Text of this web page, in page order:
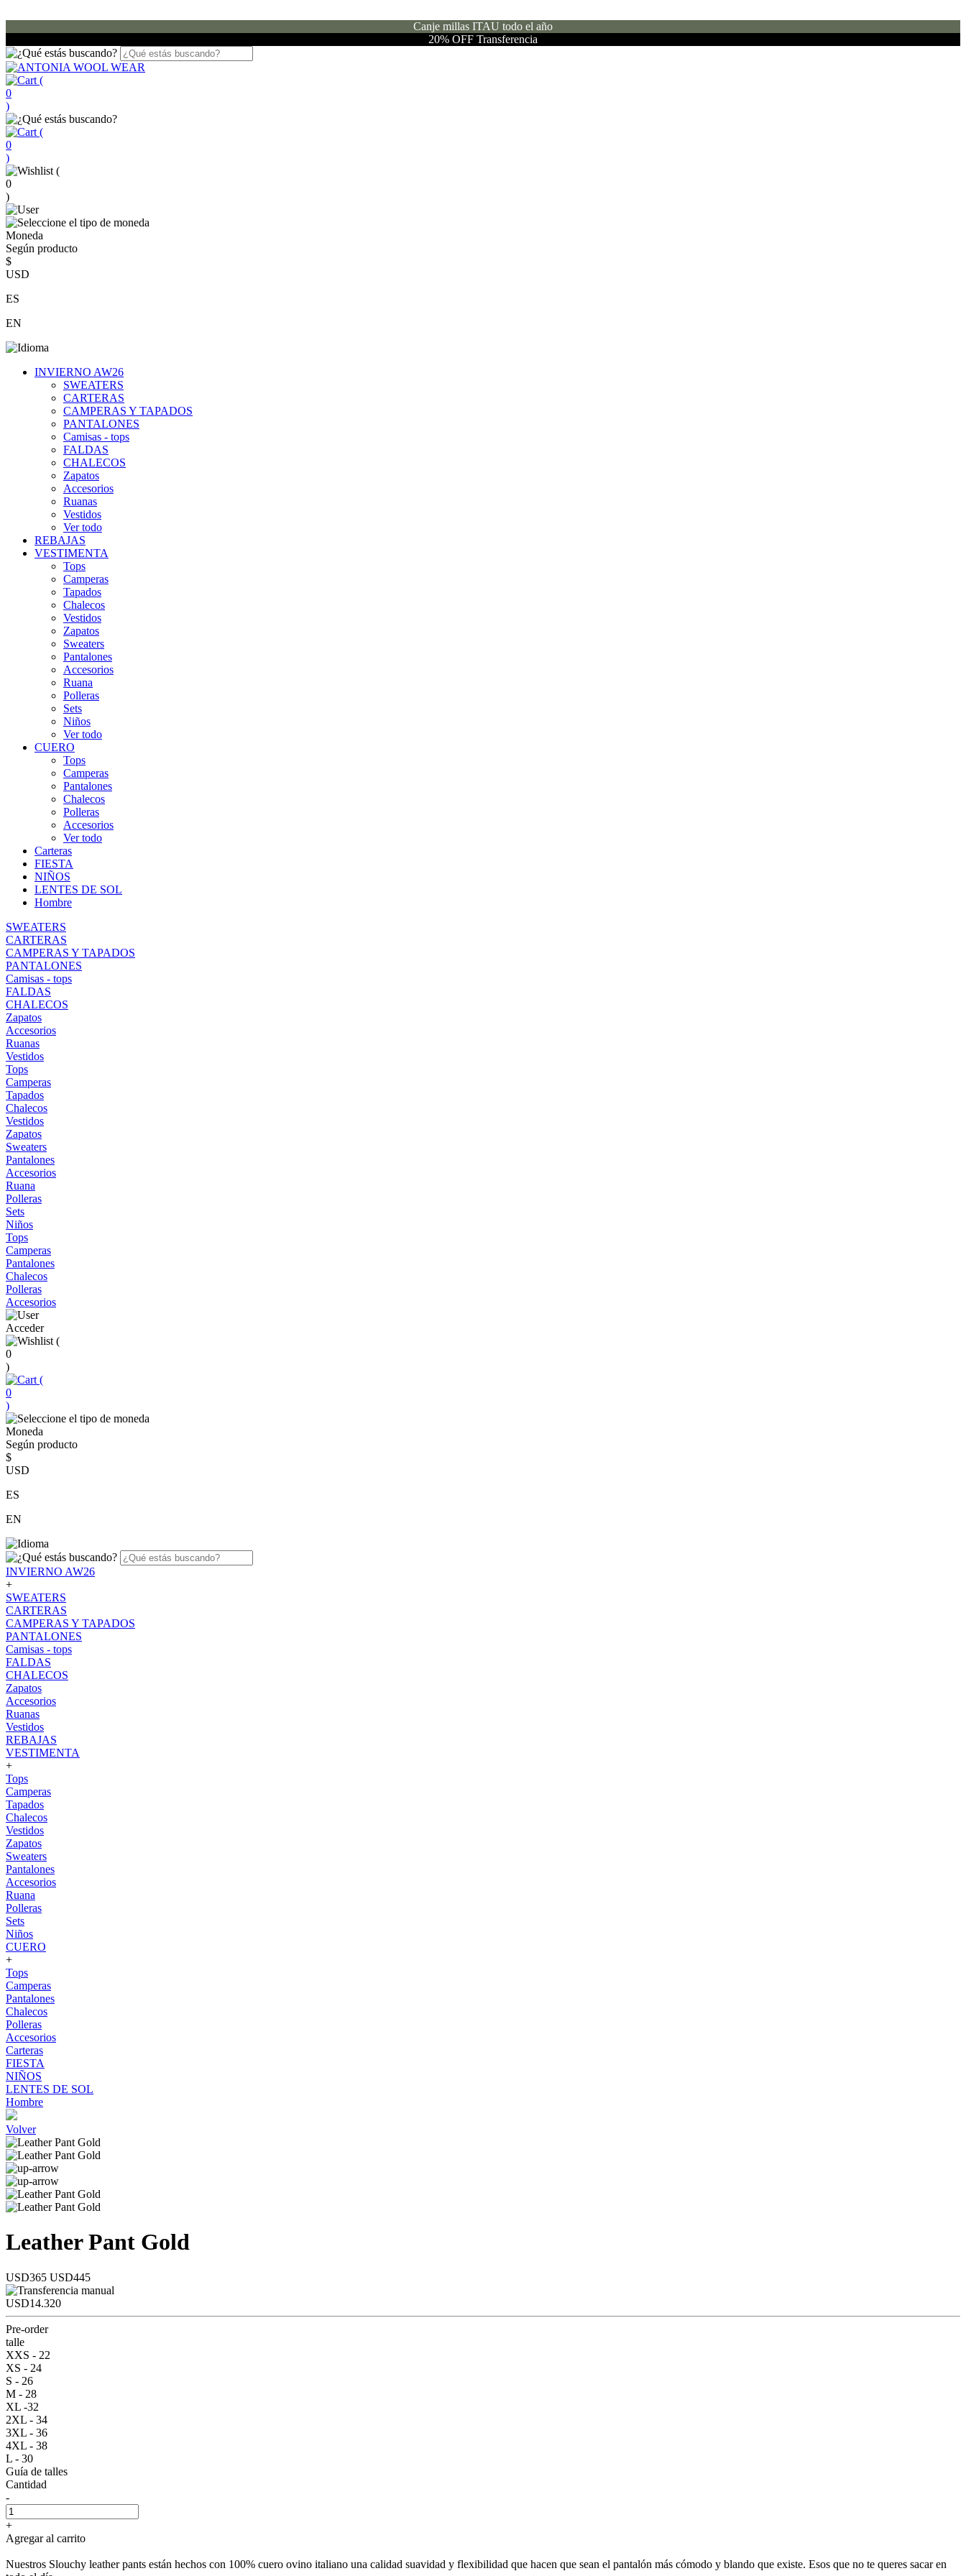
Canje millas ITAU todo el año
20% OFF Transferencia
(
0
)
(
0
)
(
0
)
Moneda
Según producto
$
USD
ES
EN
INVIERNO AW26
SWEATERS
CARTERAS
CAMPERAS Y TAPADOS
PANTALONES
Camisas - tops
FALDAS
CHALECOS
Zapatos
Accesorios
Ruanas
Vestidos
Ver todo
REBAJAS
VESTIMENTA
Tops
Camperas
Tapados
Chalecos
Vestidos
Zapatos
Sweaters
Pantalones
Accesorios
Ruana
Polleras
Sets
Niños
Ver todo
CUERO
Tops
Camperas
Pantalones
Chalecos
Polleras
Accesorios
Ver todo
Carteras
FIESTA
NIÑOS
LENTES DE SOL
Hombre
SWEATERS
CARTERAS
CAMPERAS Y TAPADOS
PANTALONES
Camisas - tops
FALDAS
CHALECOS
Zapatos
Accesorios
Ruanas
Vestidos
Tops
Camperas
Tapados
Chalecos
Vestidos
Zapatos
Sweaters
Pantalones
Accesorios
Ruana
Polleras
Sets
Niños
Tops
Camperas
Pantalones
Chalecos
Polleras
Accesorios
Acceder
(
0
)
(
0
)
Moneda
Según producto
$
USD
ES
EN
INVIERNO AW26
+
SWEATERS
CARTERAS
CAMPERAS Y TAPADOS
PANTALONES
Camisas - tops
FALDAS
CHALECOS
Zapatos
Accesorios
Ruanas
Vestidos
REBAJAS
VESTIMENTA
+
Tops
Camperas
Tapados
Chalecos
Vestidos
Zapatos
Sweaters
Pantalones
Accesorios
Ruana
Polleras
Sets
Niños
CUERO
+
Tops
Camperas
Pantalones
Chalecos
Polleras
Accesorios
Carteras
FIESTA
NIÑOS
LENTES DE SOL
Hombre
Volver
Leather Pant Gold
USD365 USD445
USD14.320
Pre-order
talle
XXS - 22
XS - 24
S - 26
M - 28
XL -32
2XL - 34
3XL - 36
4XL - 38
L - 30
Guía de talles
Cantidad
-
+
Agregar al carrito
Nuestros Slouchy leather pants están hechos con 100% cuero ovino italiano una calidad suavidad y flexibilidad que hacen que sean el pantalón más cómodo y blando que existe. Esos que no te queres sacar en